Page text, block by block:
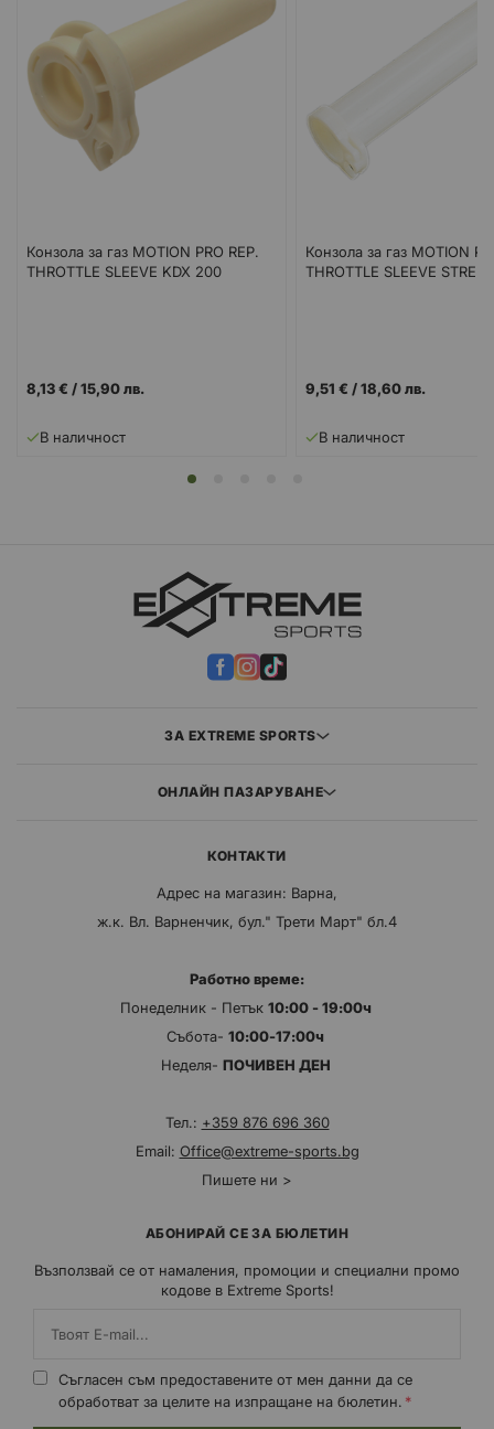
Конзола за газ MOTION PRO REP.
THROTTLE SLEEVE KDX 200
8,13 € /15,90 лв.
В наличност
Конзола за газ MOTION
THROTTLE SLEEVE
9,51 € /18,60 лв.
В наличност
ЗА EXTREME SPORTS
ОНЛАЙН ПАЗАРУВАНЕ
КОНТАКТИ
Адрес на магазин: Варна,
ж.к. Вл. Варненчик, бул." Трети Март" бл.4
Работно време:
Понеделник - Петък 10:00 - 19:00ч
Събота- 10:00-17:00ч
Неделя- ПОЧИВЕН ДЕН
Тел.: +359 876 696 360
Email: Office@extreme-sports.bg
Пишете ни >
АБОНИРАЙ СЕ ЗА БЮЛЕТИН
Възползвай се от намаления, промоции и специални промо
кодове в Extreme Sports!
Съгласен съм предоставените от мен данни да се
обработват за целите на изпращане на бюлетин.